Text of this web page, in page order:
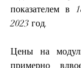
показателем в
2023 год.
Цены на
примерно